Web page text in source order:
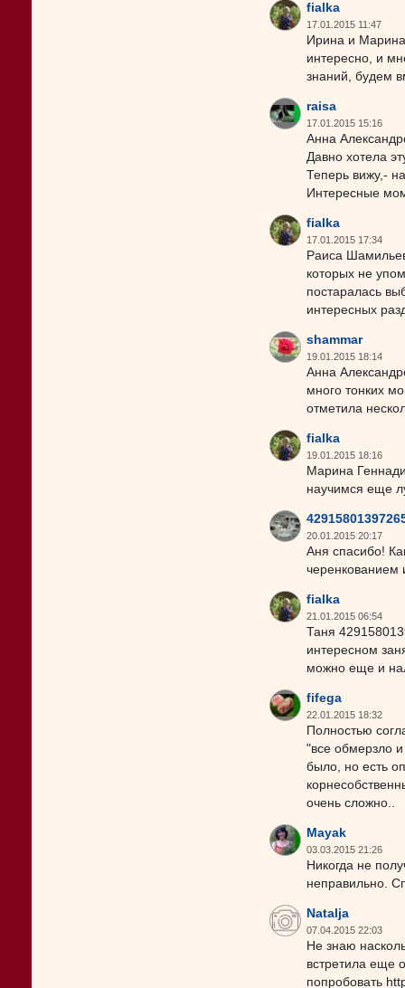
fialka
17.01.2015 11:47
Ирина и
интересно, и
знаний, будем
raisa
17.01.2015 15:16
Анна
Давно хотела
Теперь вижу,-
Интересные
fialka
17.01.2015 17:34
Раиса
которых не
постаралась
интересных
shammar
19.01.2015 18:14
Анна
много тонких
отметила
fialka
19.01.2015 18:16
Марина
научимся еще
20.01.2015 20:17
Аня спасибо!
черенкованием
fialka
21.01.2015 06:54
Таня
интересном
можно еще и
fifega
22.01.2015 18:32
Полностью
"все обмерзло и
было, но есть
очень сложно..
Mayak
03.03.2015 21:26
Никогда не
неправильно.
Natalja
07.04.2015 22:03
Не знаю
встретила еще
попробовать